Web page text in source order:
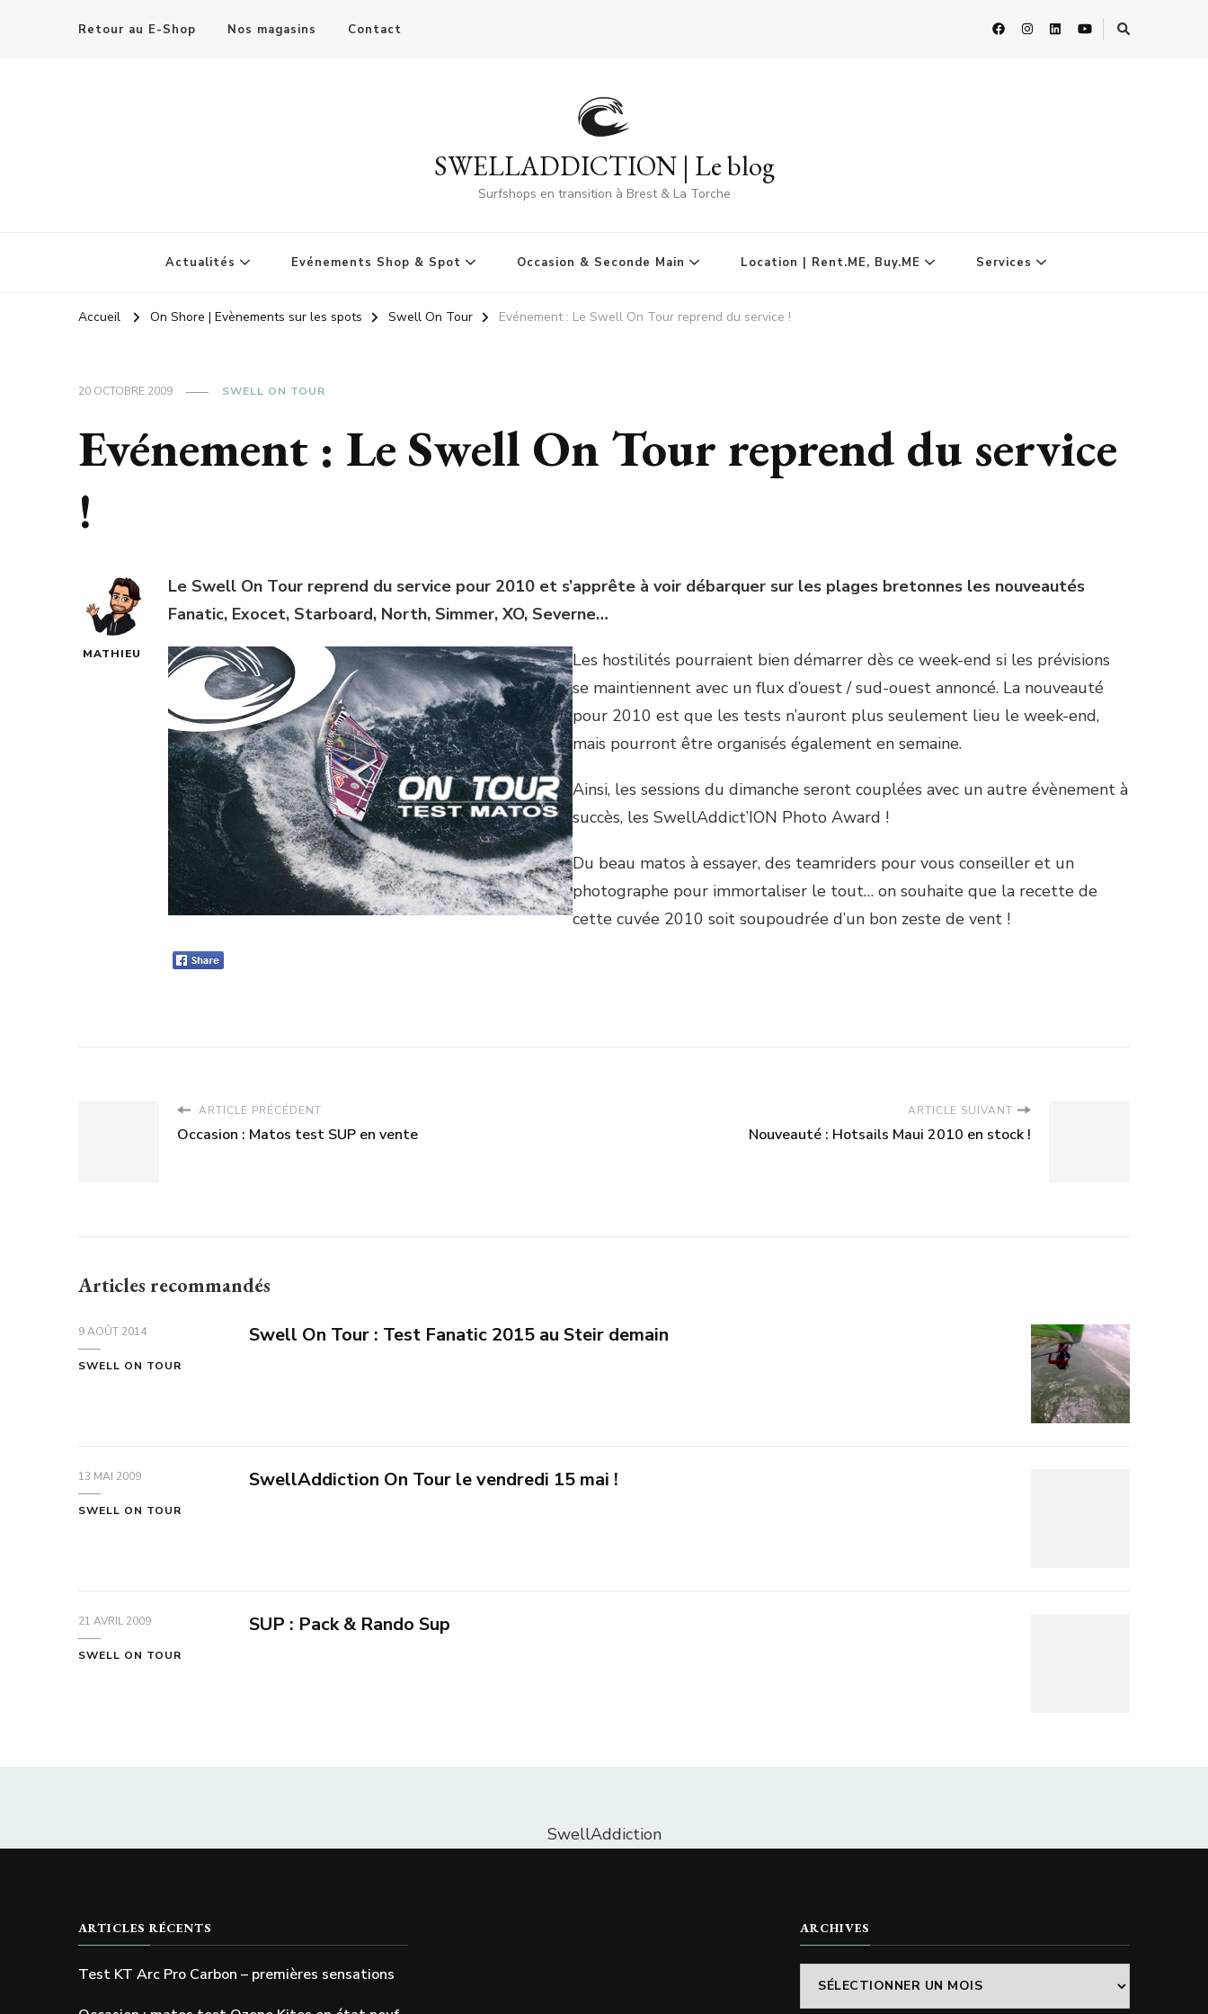
Retour au E-Shop Nos magasins Contact
SWELLADDICTION | Le blog
Surfshops en transition à Brest & La Torche
Actualités Evénements Shop & Spot Occasion & Seconde Main Location | Rent.ME, Buy.ME Services
Accueil On Shore | Evènements sur les spots Swell On Tour Evénement : Le Swell On Tour reprend du service !
20 OCTOBRE 2009 SWELL ON TOUR
Evénement : Le Swell On Tour reprend du service
!
MATHIEU
Le Swell On Tour reprend du service pour 2010 et s’apprête à voir débarquer sur les plages bretonnes les nouveautés
Fanatic, Exocet, Starboard, North, Simmer, XO, Severne…
Les hostilités pourraient bien démarrer dès ce week-end si les prévisions
se maintiennent avec un flux d’ouest / sud-ouest annoncé. La nouveauté
pour 2010 est que les tests n’auront plus seulement lieu le week-end,
mais pourront être organisés également en semaine.
Ainsi, les sessions du dimanche seront couplées avec un autre évènement à
succès, les SwellAddict’ION Photo Award !
Du beau matos à essayer, des teamriders pour vous conseiller et un
photographe pour immortaliser le tout… on souhaite que la recette de
cette cuvée 2010 soit soupoudrée d’un bon zeste de vent !
ARTICLE PRÉCÉDENT
Occasion : Matos test SUP en vente
ARTICLE SUIVANT
Nouveauté : Hotsails Maui 2010 en stock !
Articles recommandés
9 AOÛT 2014
SWELL ON TOUR
Swell On Tour : Test Fanatic 2015 au Steir demain
13 MAI 2009
SWELL ON TOUR
SwellAddiction On Tour le vendredi 15 mai !
21 AVRIL 2009
SWELL ON TOUR
SUP : Pack & Rando Sup
SwellAddiction
ARTICLES RÉCENTS
Test KT Arc Pro Carbon – premières sensations
ARCHIVES
Archives